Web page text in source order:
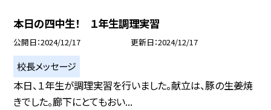
本日の四中生！ １年生調理実習
公開日 2024/12/17 更新日 2024/12/17
校長メッセージ
本日、１年生が調理実習を行いました。献立は、豚の生姜焼
きでした。廊下にとてもおい...